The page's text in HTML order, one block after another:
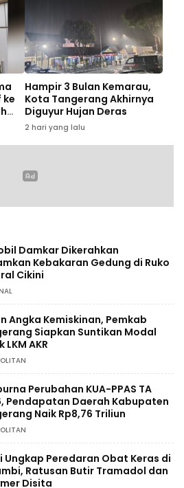
ke
Hampir 3 Bulan Kemarau,
Kota Tangerang Akhirnya
Diguyur Hujan Deras
2 hari yang lalu
Damkar Dikerahkan
Kebakaran Gedung di Ruko
Cikini
Angka Kemiskinan, Pemkab
Siapkan Suntikan Modal
LKM AKR
Perubahan KUA-PPAS TA
Pendapatan Daerah Kabupaten
Naik Rp8,76 Triliun
Ungkap Peredaran Obat Keras di
Ratusan Butir Tramadol dan
Disita